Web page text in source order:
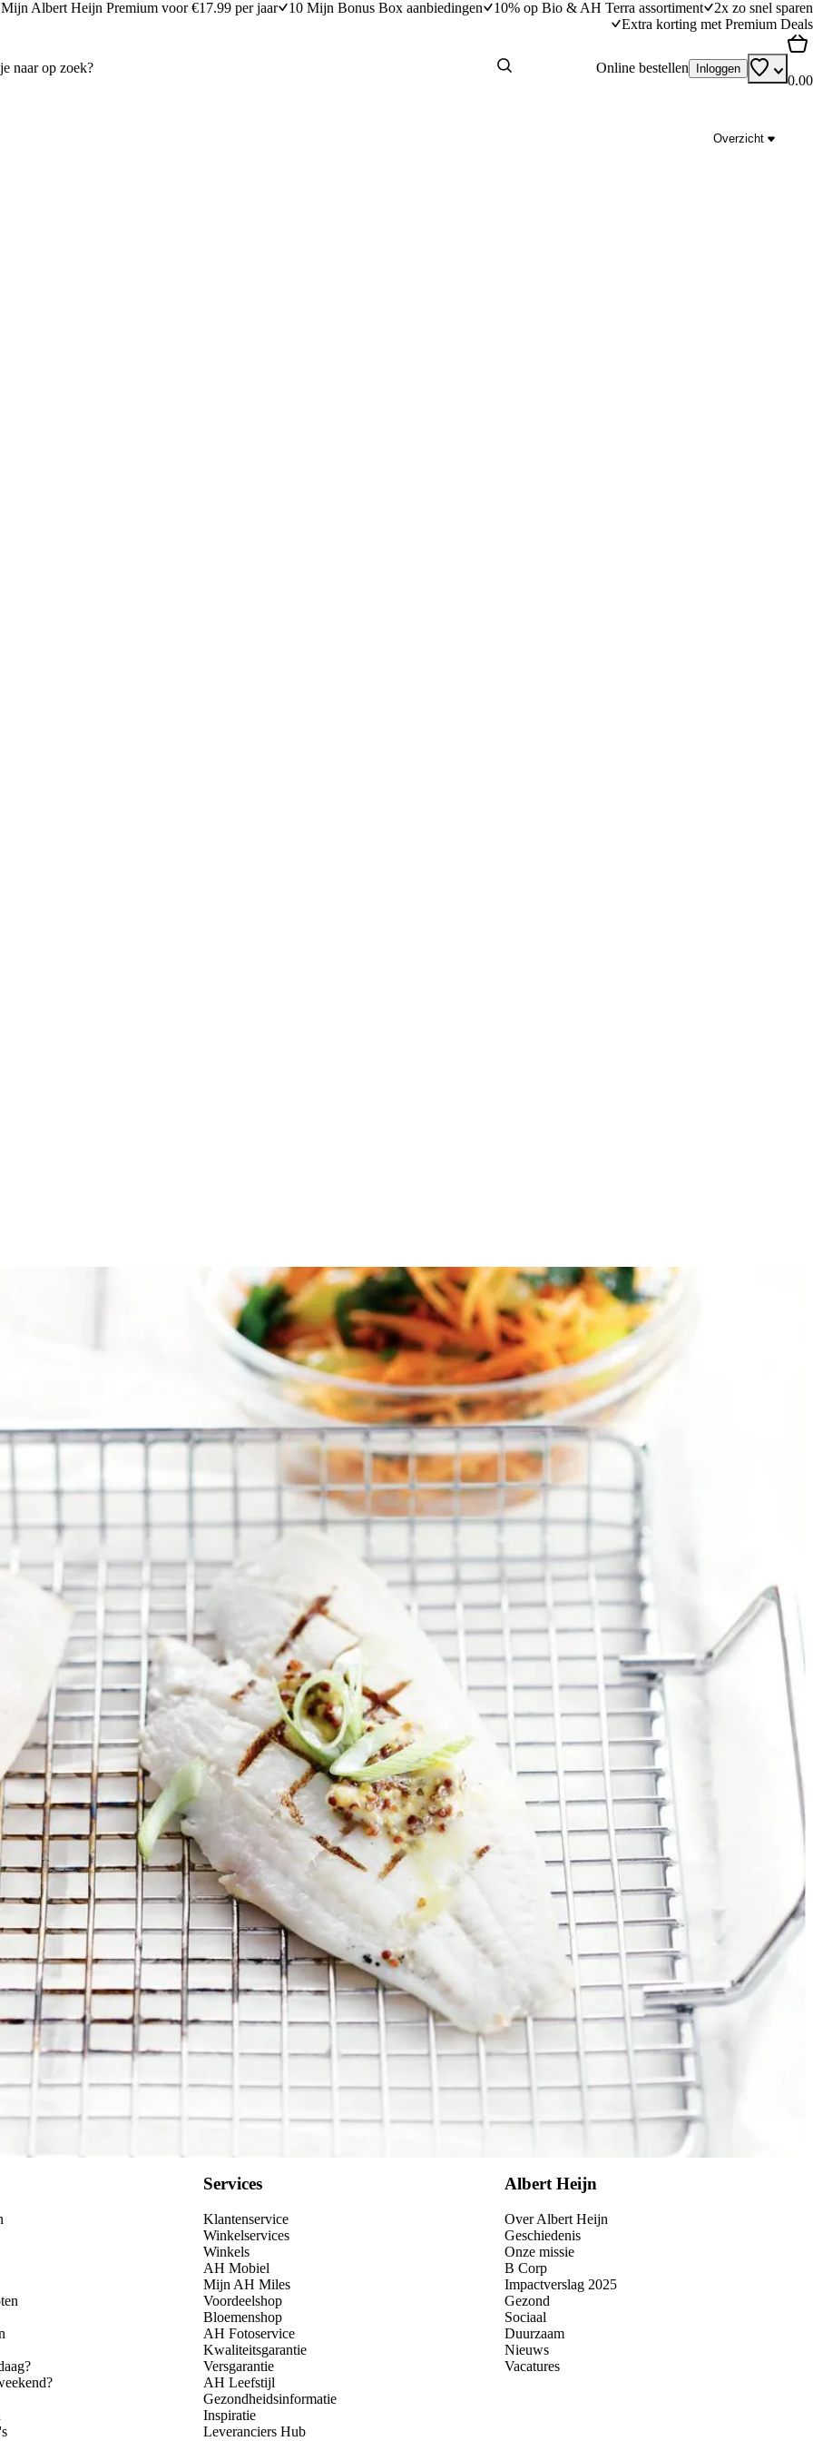
Mijn Albert Heijn Premium voor €17.99 per jaar 10 Mijn Bonus Box aanbiedingen 10% op Bio & AH Terra assortiment
2x zo snel sparen
Extra korting met Premium Deals
Online bestellen Inloggen
0.00
Overzicht
Kies producten
de helft van de bosui met de wortel en Amsterdamse uien. Klop een dressing van 3 el olie, het citroensap, de honing en peper en zout naar
en bestrooi met peper en zout. Leg op de grilltopper en plaats die op de barbecue. Gril de vis in ca. 5 min. gaar. Keer halverwege.
met de rest van de bosui en serveer met de wortelsalade. Lekker met een gepofte aardappel.
Wat vond je van dit recept?
Services
Klantenservice
Winkelservices
Winkels
AH Mobiel
Mijn AH Miles
Voordeelshop
Bloemenshop
AH Fotoservice
Kwaliteitsgarantie
Versgarantie
AH Leefstijl
Gezondheidsinformatie
Inspiratie
Leveranciers Hub
Albert Heijn
Over Albert Heijn
Geschiedenis
Onze missie
B Corp
Impactverslag 2025
Gezond
Sociaal
Duurzaam
Nieuws
Vacatures